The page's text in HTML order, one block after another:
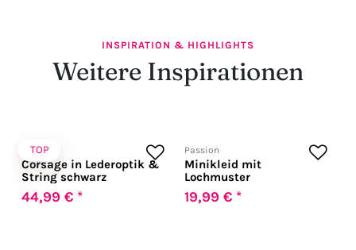
INSPIRATION & HIGHLIGHTS
Weitere Inspirationen
TOP
Chilirose
Corsage in Lederoptik &
String schwarz
44,99 € *
Passion
Minikleid mit
Lochmuster
19,99 € *